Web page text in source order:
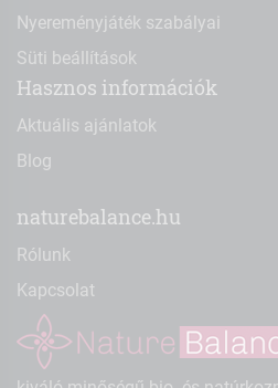
Nyereményjáték szabályai
Süti beállítások
Hasznos információk
Aktuális ajánlatok
Blog
naturebalance.hu
Rólunk
Kapcsolat